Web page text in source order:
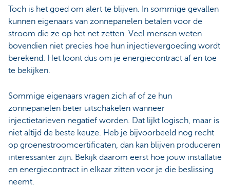
Toch is het goed om alert te blijven. In sommige gevallen
kunnen eigenaars van zonnepanelen betalen voor de
stroom die ze op het net zetten. Veel mensen weten
bovendien niet precies hoe hun injectievergoeding wordt
berekend. Het loont dus om je energiecontract af en toe
te bekijken.
Sommige eigenaars vragen zich af of ze hun
zonnepanelen beter uitschakelen wanneer
injectietarieven negatief worden. Dat lijkt logisch, maar is
niet altijd de beste keuze. Heb je bijvoorbeeld nog recht
op groenestroomcertificaten, dan kan blijven produceren
interessanter zijn. Bekijk daarom eerst hoe jouw installatie
en energiecontract in elkaar zitten voor je die beslissing
neemt.